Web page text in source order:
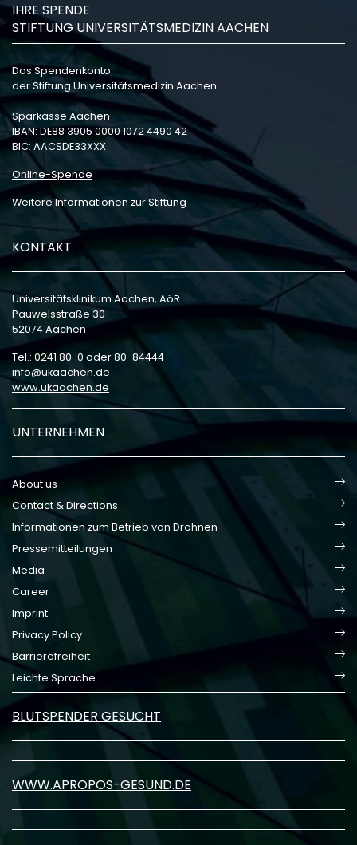
IHRE SPENDE
STIFTUNG UNIVERSITÄTSMEDIZIN AACHEN
Das Spendenkonto
der Stiftung Universitätsmedizin Aachen:
Sparkasse Aachen
IBAN: DE88 3905 0000 1072 4490 42
BIC: AACSDE33XXX
Online-Spende
Weitere Informationen zur Stiftung
KONTAKT
Universitätsklinikum Aachen, AöR
Pauwelsstraße 30
52074 Aachen
Tel.: 0241 80-0 oder 80-84444
info
ukaachen de
www.ukaachen.de
UNTERNEHMEN
About us
Contact & Directions
Informationen zum Betrieb von Drohnen
Pressemitteilungen
Media
Career
Imprint
Privacy Policy
Barrierefreiheit
Leichte Sprache
BLUTSPENDER GESUCHT
WWW.APROPOS-GESUND.DE